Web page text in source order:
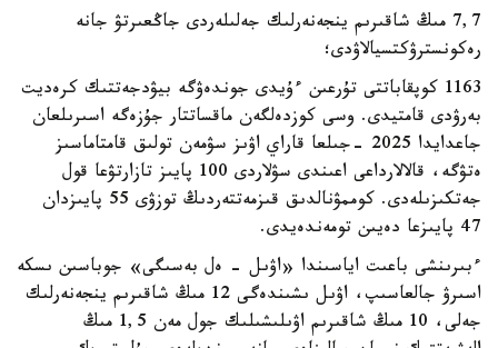
7,7 مىڭ شاقىرىم ينجەنەرلىك جەلىلەردى جاڭعىرتۋ جانە
رەكونسترۋكتسيالاۋدى؛
1163 كوپقاباتتى تۇرعىن ءۇيدى جوندەۋگە بيۋدجەتتىك كرەديت
بەرۋدى قامتيدى. وسى كوزدەلگەن ماقساتتار جۇزەگە اسىرىلعان
جاعدايدا 2025 -جىلعا قاراي اۋىز سۋمەن تولىق قامتاماسىز
ەتۋگە، قالالارداعى اعىندى سۋلاردى 100 پايىز تازارتۋعا قول
جەتكىزىلەدى. كوممۋنالدىق قىزمەتتەردىڭ توزۋى 55 پايىزدان
47 پايىزعا دەيىن تومەندەيدى.
ءبىرىنشى باعىت اياسىندا «اۋىل - ەل بەسىگى» جوباسىن ىسكە
اسىرۋ جالعاسىپ، اۋىل ىشىندەگى 12 مىڭ شاقىرىم ينجەنەرلىك
جەلى، 10 مىڭ شاقىرىم اۋىلىشىلىك جول مەن 1,5 مىڭ